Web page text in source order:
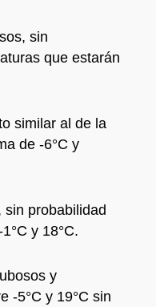
sin
que estarán
similar al de la
de -6°C y
sin probabilidad
y 18°C.
y
-5°C y 19°C sin